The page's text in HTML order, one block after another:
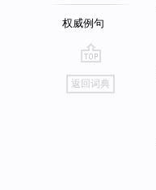
权威例句
go
top
返回词典